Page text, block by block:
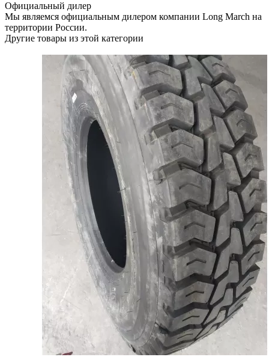
Официальный дилер
Мы являемся официальным дилером компании Long March на
территории России.
Другие товары из этой категории